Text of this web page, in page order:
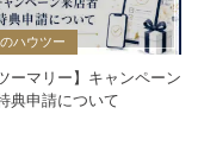
ハウツー
ーマリー】キャンペーン
典申請について